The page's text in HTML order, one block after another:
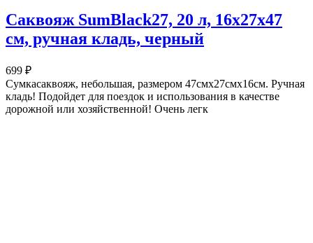
Саквояж SumBlack27, 20 л, 16х27х47
см, ручная кладь, черный
699 ₽
Сумкасаквояж, небольшая, размером 47смх27смх16см. Ручная
кладь! Подойдет для поездок и использования в качестве
дорожной или хозяйственной! Очень легк